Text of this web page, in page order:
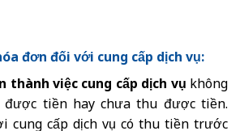
đơn đối với cung cấp dịch vụ:
việc cung cấp dịch vụkhông
tiền hay chưa thu được tiền.